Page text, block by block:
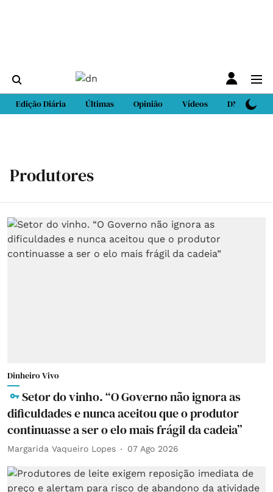
Edição Diária Últimas Opinião Vídeos DN Sport
Produtores
Dinheiro Vivo
Setor do vinho. “O Governo não ignora as
dificuldades e nunca aceitou que o produtor
continuasse a ser o elo mais frágil da cadeia”
Margarida Vaqueiro Lopes 07 Ago 2026